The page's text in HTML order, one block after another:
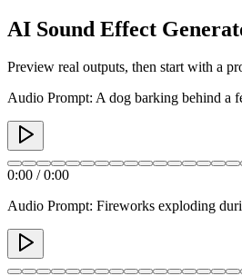
AI Sound Effect
Preview real outputs, then start with a
Audio Prompt: A dog barking behind a
0:00 /0:00
Audio Prompt: Fireworks exploding